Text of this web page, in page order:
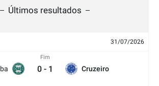
Últimos resultados
31/07/2026
Fim
0 - 1 Cruzeiro